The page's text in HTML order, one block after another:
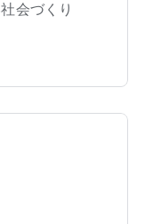
会づくり